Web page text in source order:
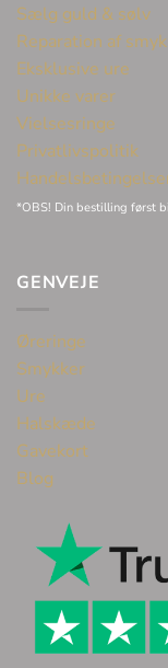
Sælg guld & sølv
Reparation af
Eksklusive ure
Unikke varer
Vielsesringe
Privatlivspolitik
*OBS! Din bestilling først
GENVEJE
Øreringe
Smykker
Ure
Halskæde
Gavekort
Blog